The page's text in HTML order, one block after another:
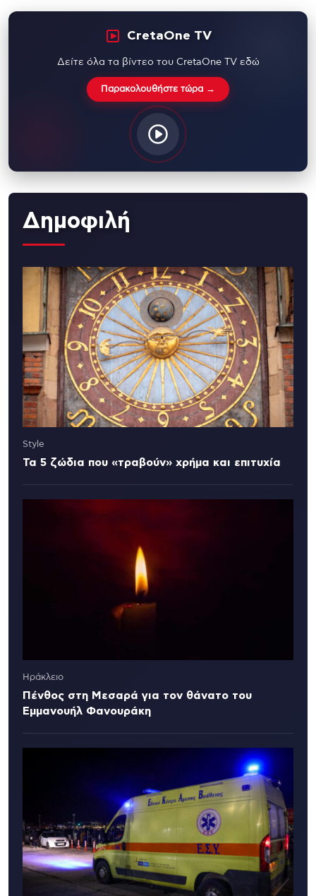
CretaOne TV
Δείτε όλα τα βίντεο του CretaOne TV εδώ
Παρακολουθήστε τώρα →
Δημοφιλή
Style
Τα 5 ζώδια που «τραβούν» χρήμα και επιτυχία
Ηράκλειο
Πένθος στη Μεσαρά για τον θάνατο του
Εμμανουήλ Φανουράκη